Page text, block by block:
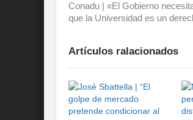
Conadu | «El Gobierno
que la Universidad es un
Artículos ralacionados